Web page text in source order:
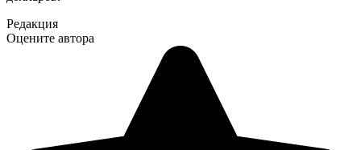
Редакция
Оцените автора